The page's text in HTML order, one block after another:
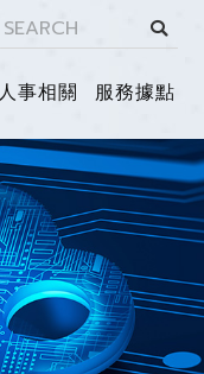
人事相關 服務據點